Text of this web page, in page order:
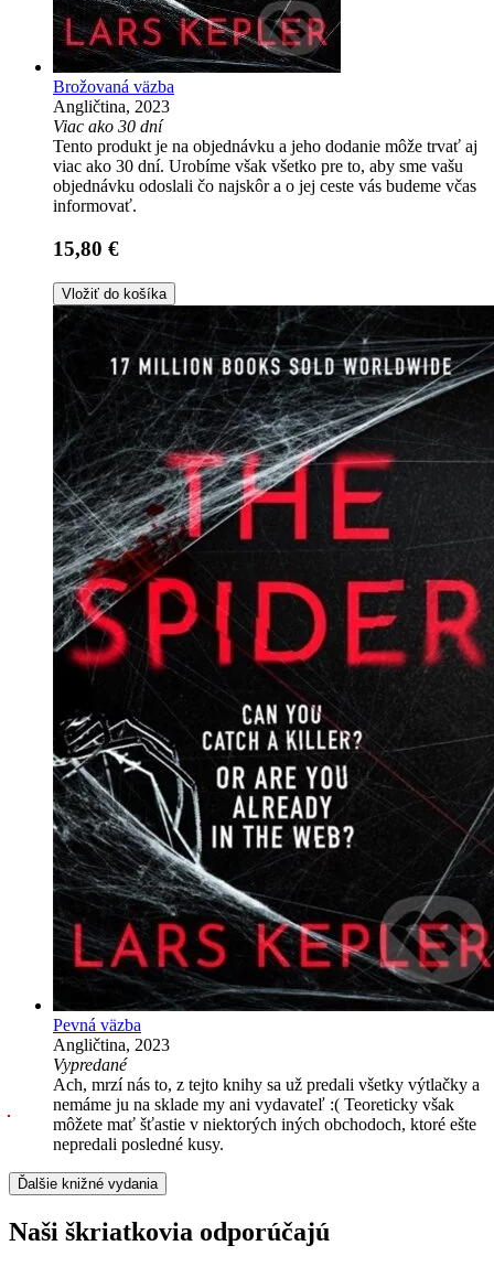
Brožovaná väzba
Angličtina, 2023
Viac ako 30 dní
Tento produkt je na objednávku a jeho dodanie môže trvať aj
viac ako 30 dní. Urobíme však všetko pre to, aby sme vašu
objednávku odoslali čo najskôr a o jej ceste vás budeme včas
informovať.
15,80 €
Vložiť do košíka
Pevná väzba
Angličtina, 2023
Vypredané
Ach, mrzí nás to, z tejto knihy sa už predali všetky výtlačky a
nemáme ju na sklade my ani vydavateľ :( Teoreticky však
môžete mať šťastie v niektorých iných obchodoch, ktoré ešte
nepredali posledné kusy.
Ďalšie knižné vydania
Naši škriatkovia odporúčajú